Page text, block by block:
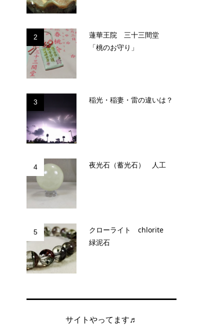
2
蓮華王院 三十三間堂
「桃のお守り」
3 稲光・稲妻・雷の違いは？
4 夜光石（蓄光石） 人工
5
クローライト chlorite
緑泥石
サイトやってます♬